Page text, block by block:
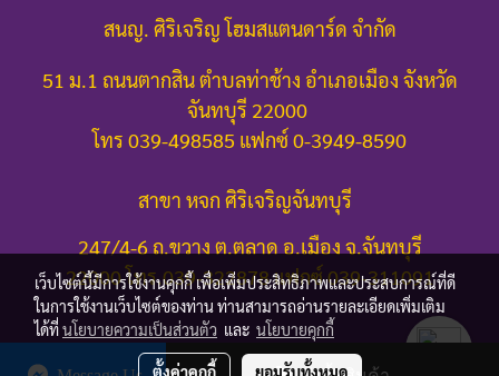
สนญ. ศิริเจริญ โฮมสแตนดาร์ด จำกัด
51 ม.1 ถนนตากสิน ตำบลท่าช้าง อำเภอเมือง จังหวัด
จันทบุรี 22000
โทร 039-498585 แฟกซ์ 0-3949-8590
สาขา หจก ศิริเจริญจันทบุรี
247/4-6 ถ.ขวาง ต.ตลาด อ.เมือง จ.จันทบุรี
22000โทร.039-322878 แฟกซ์ 039-311091
เว็บไซต์นี้มีการใช้งานคุกกี้ เพื่อเพิ่มประสิทธิภาพและประสบการณ์ที่ดี
ในการใช้งานเว็บไซต์ของท่าน ท่านสามารถอ่านรายละเอียดเพิ่มเติม
ได้ที่นโยบายความเป็นส่วนตัว และ นโยบายคุกกี้
ตั้งค่าคุกกี้ ยอมรับทั้งหมด